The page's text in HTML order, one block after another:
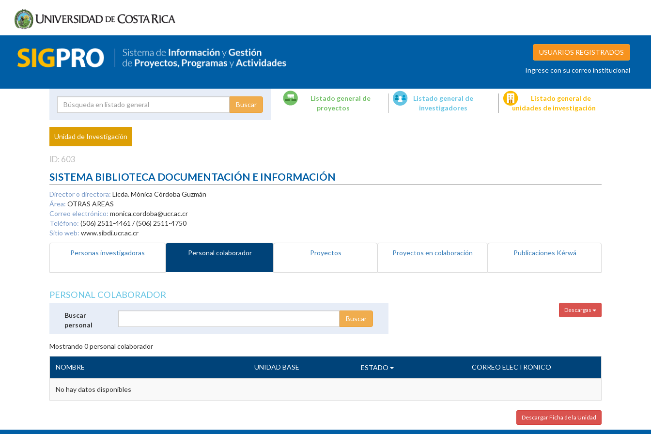
USUARIOS REGISTRADOS
Ingrese con su correo institucional
Proyecto
Investigador
Listado general de
proyectos
Listado general de
investigadores
Listado general de
unidades de investigación
Unidad de Investigación
ID: 603
SISTEMA BIBLIOTECA DOCUMENTACIÓN E INFORMACIÓN
Director o directora: Licda. Mónica Córdoba Guzmán
Área: OTRAS AREAS
Correo electrónico: monica.cordoba@ucr.ac.cr
Teléfono: (506) 2511-4461 / (506) 2511-4750
Sitio web: www.sibdi.ucr.ac.cr
Personas investigadoras Personal colaborador Proyectos Proyectos en colaboración Publicaciones Kérwá
PERSONAL COLABORADOR
Descargas
Buscar
personal
Mostrando 0personal colaborador
NOMBRE UNIDAD BASE ESTADO CORREO ELECTRÓNICO
No hay datos disponibles
Descargar Ficha de la Unidad